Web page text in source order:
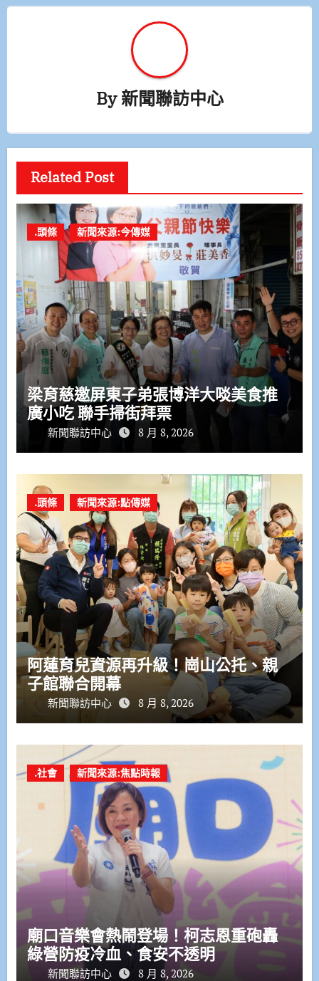
By新聞聯訪中心
Related Post
.頭條 新聞來源:今傳媒
梁育慈邀屏東子弟張博洋大啖美食推
廣小吃 聯手掃街拜票
新聞聯訪中心 8 月 8, 2026
.頭條 新聞來源:點傳媒
阿蓮育兒資源再升級！崗山公托、親
子館聯合開幕
新聞聯訪中心 8 月 8, 2026
.社會 新聞來源:焦點時報
廟口音樂會熱鬧登場！柯志恩重砲轟
綠營防疫冷血、食安不透明
新聞聯訪中心 8 月 8, 2026